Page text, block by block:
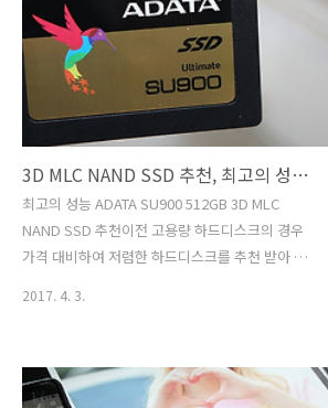
3D MLC NAND SSD 추천, 최고의 성능 ADATA SU900 512GB SSD 사용기, 마이그레이션 쉬운 SSD 추천
최고의 성능 ADATA SU900 512GB 3D MLC
NAND SSD 추천이전 고용량 하드디스크의 경우
가격 대비하여 저렴한 하드디스크를 추천 받아 사
해 저렴해져 SSD 마이그레이션을 많이 하고 있습
니다.지금 바로 살 수 있는 제품은 ADATA SU900
2017. 4. 3.